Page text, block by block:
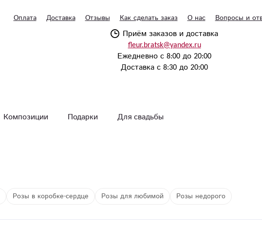
Оплата Доставка Отзывы Как сделать заказ О нас Вопросы и
Приём заказов и доставка
fleur.bratsk@yandex.ru
Ежедневно с 8:00 до 20:00
Доставка с 8:30 до 20:00
Композиции Подарки Для свадьбы
Розы в коробке-сердце Розы для любимой Розы недорого